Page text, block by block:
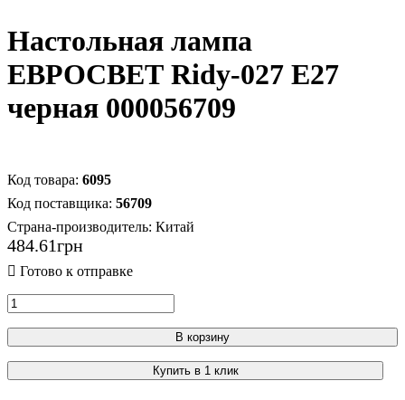
Настольная лампа
ЕВРОСВЕТ Ridy-027 E27
черная 000056709
6095
56709
Страна-производитель: Китай
484.61грн
В корзину
Купить в 1 клик